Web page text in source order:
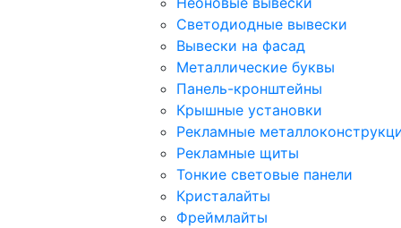
Светодиодные вывески
Вывески на фасад
Металлические буквы
Панель-кронштейны
Крышные установки
Рекламные
Рекламные щиты
Тонкие световые панели
Кристалайты
Фреймлайты